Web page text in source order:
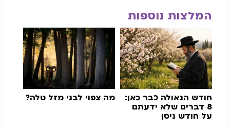
המלצות נוספות
חודש הגאולה כבר כאן:
8 דברים שלא ידעתם
על חודש ניסן
מה צפוי לבני מזל טלה?